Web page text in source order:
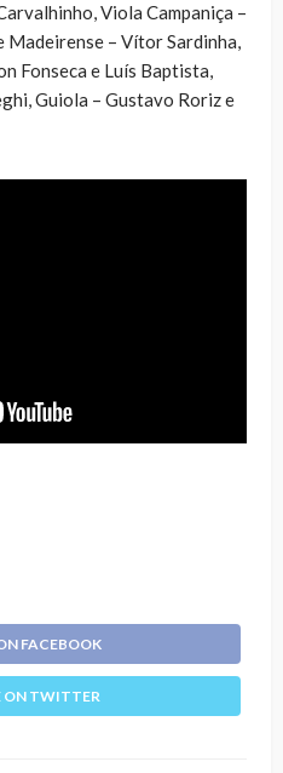
Viola Campaniça –
Madeirense – Vítor Sardinha,
Fonseca e Luís Baptista,
Guiola – Gustavo Roriz e
FACEBOOK
ON TWITTER